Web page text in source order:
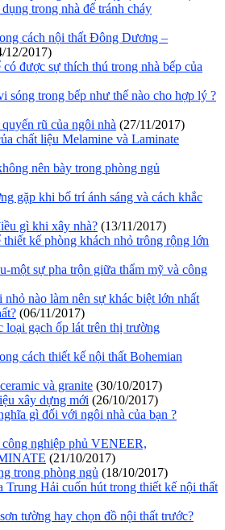
trong nhà để tránh cháy
cách nội thất Đông Dương –
12/2017)
có được sự thích thú trong nhà bếp của
sóng trong bếp như thế nào cho hợp lý ?
rũ của ngôi nhà (27/11/2017)
chất liệu Melamine và Laminate
nên bày trong phòng ngủ
gặp khi bố trí ánh sáng và cách khắc
gì khi xây nhà? (13/11/2017)
thiết kế phòng khách nhỏ trông rộng lớn
một sự pha trộn giữa thẩm mỹ và công
nào làm nên sự khác biệt lớn nhất
(06/11/2017)
loại gạch ốp lát trên thị trường
cách thiết kế nội thất Bohemian
và granite (30/10/2017)
xây dựng mới (26/10/2017)
gì đối với ngôi nhà của bạn ?
nghiệp phủ VENEER,
(21/10/2017)
trong phòng ngủ (18/10/2017)
Trung Hải cuốn hút trong thiết kế nội thất
tường hay chọn đồ nội thất trước?